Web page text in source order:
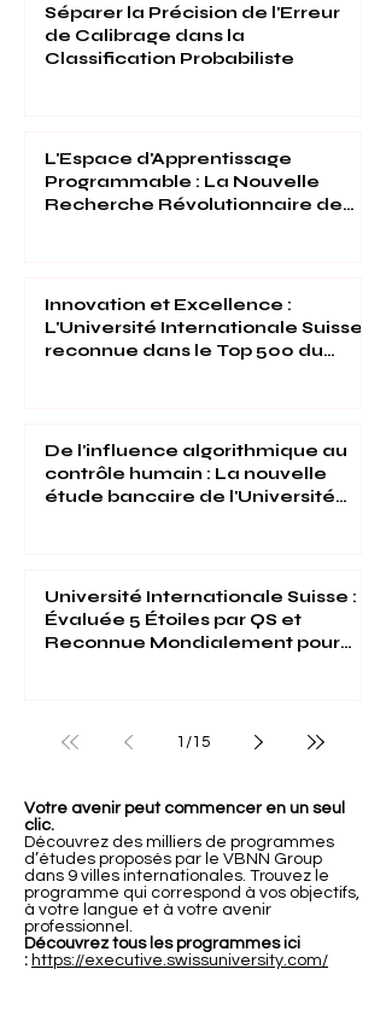
Séparer la Précision de l'Erreur
de Calibrage dans la
Classification Probabiliste
L'Espace d'Apprentissage
Programmable : La Nouvelle
Recherche Révolutionnaire de
Innovation et Excellence :
L'Université Internationale Suisse
reconnue dans le Top 500 du
De l'influence algorithmique au
contrôle humain : La nouvelle
étude bancaire de l'Université
Université Internationale Suisse :
Évaluée 5 Étoiles par QS et
Reconnue Mondialement pour
1 /15
Votre avenir peut commencer en un seul
clic.
Découvrez des milliers de programmes
d’études proposés par le VBNN Group
dans 9 villes internationales. Trouvez le
programme qui correspond à vos objectifs,
à votre langue et à votre avenir
professionnel.
Découvrez tous les programmes ici
: https://executive.swissuniversity.com/